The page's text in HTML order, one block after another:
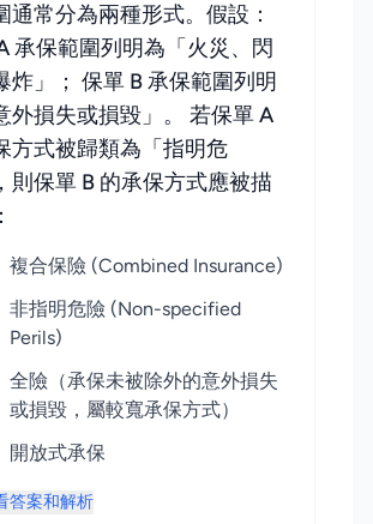
通常分為兩種形式。假設：
承保範圍列明為「火災、閃
炸」； 保單 B 承保範圍列明
外損失或損毀」。 若保單 A
方式被歸類為「指明危
則保單 B 的承保方式應被描
複合保險 (Combined Insurance)
非指明危險 (Non-specified
Perils)
全險（承保未被除外的意外損失
或損毀，屬較寬承保方式）
開放式承保
答案和解析